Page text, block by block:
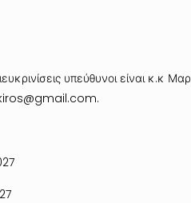
υπεύθυνοι είναι κ.κ